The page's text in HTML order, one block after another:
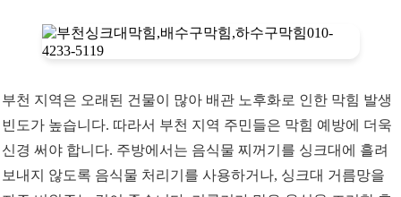
부천 지역은 오래된 건물이 많아 배관 노후화로 인한 막힘 발생
빈도가 높습니다. 따라서 부천 지역 주민들은 막힘 예방에 더욱
신경 써야 합니다. 주방에서는 음식물 찌꺼기를 싱크대에 흘려
보내지 않도록 음식물 처리기를 사용하거나, 싱크대 거름망을